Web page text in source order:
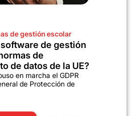
de gestión escolar
de gestión
de
de datos de la UE?
en marcha el GDPR
de Protección de